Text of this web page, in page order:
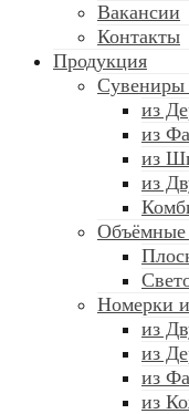
Вакансии
Контакты
Продукция
Сувениры
из
из
из
из
Объёмные
Номерки
из
из
из
из